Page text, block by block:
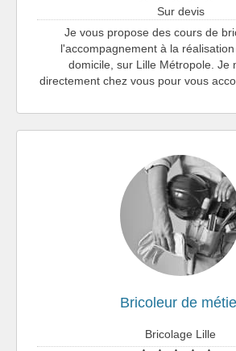
Sur devis
Je vous propose des cours de
l'accompagnement à la
domicile, sur Lille Métropole. Je
directement chez vous pour vous
Bricoleur de
Bricolage Lille